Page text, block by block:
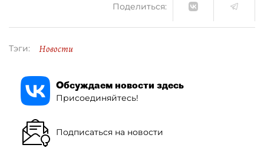
Поделиться:
Тэги: Новости
Обсуждаем новости здесь
Присоединяйтесь!
Подписаться на новости